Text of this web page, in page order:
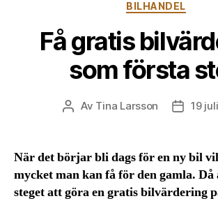
Kategorier
BILHANDEL
Få gratis
som första
Inläggsförfattare
Av Tina Larsson 19
När det börjar bli dags för en ny bil
mycket man kan få för den gamla.
steget att göra en gratis bilvärdering